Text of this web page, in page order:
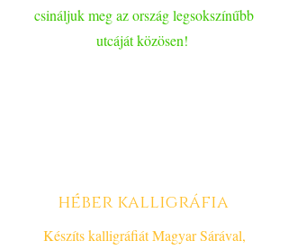
csináljuk meg az ország legsokszínűbb
utcáját közösen!
héber kalligráfia
Készíts kalligráfiát Magyar Sárával,